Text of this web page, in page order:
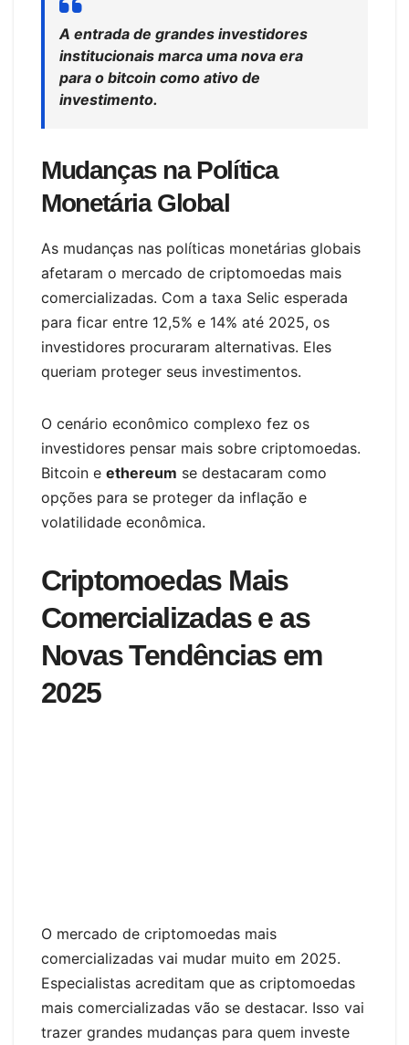
A entrada de grandes investidores
institucionais marca uma nova era
para o bitcoin como ativo de
investimento.
Mudanças na Política
Monetária Global
As mudanças nas políticas monetárias globais
afetaram o mercado de criptomoedas mais
comercializadas. Com a taxa Selic esperada
para ficar entre 12,5% e 14% até 2025, os
investidores procuraram alternativas. Eles
queriam proteger seus investimentos.
O cenário econômico complexo fez os
investidores pensar mais sobre criptomoedas.
Bitcoin e ethereum se destacaram como
opções para se proteger da inflação e
volatilidade econômica.
Criptomoedas Mais
Comercializadas e as
Novas Tendências em
2025
O mercado de criptomoedas mais
comercializadas vai mudar muito em 2025.
Especialistas acreditam que as criptomoedas
mais comercializadas vão se destacar. Isso vai
trazer grandes mudanças para quem investe